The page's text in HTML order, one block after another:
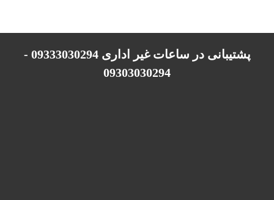
پشتیبانی در ساعات غیر اداری 09333030294 -
09303030294